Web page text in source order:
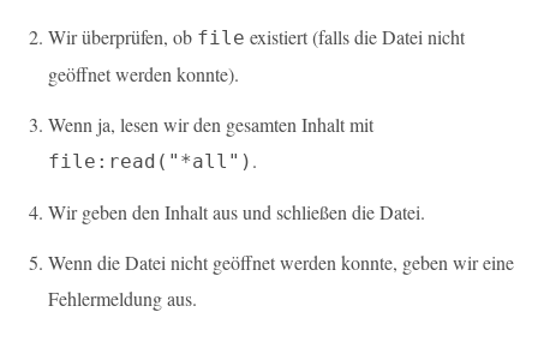
Wir überprüfen, ob file existiert (falls die Datei nicht
geöffnet werden konnte).
Wenn ja, lesen wir den gesamten Inhalt mit
file:read("*all") .
Wir geben den Inhalt aus und schließen die Datei.
Wenn die Datei nicht geöffnet werden konnte, geben wir eine
Fehlermeldung aus.